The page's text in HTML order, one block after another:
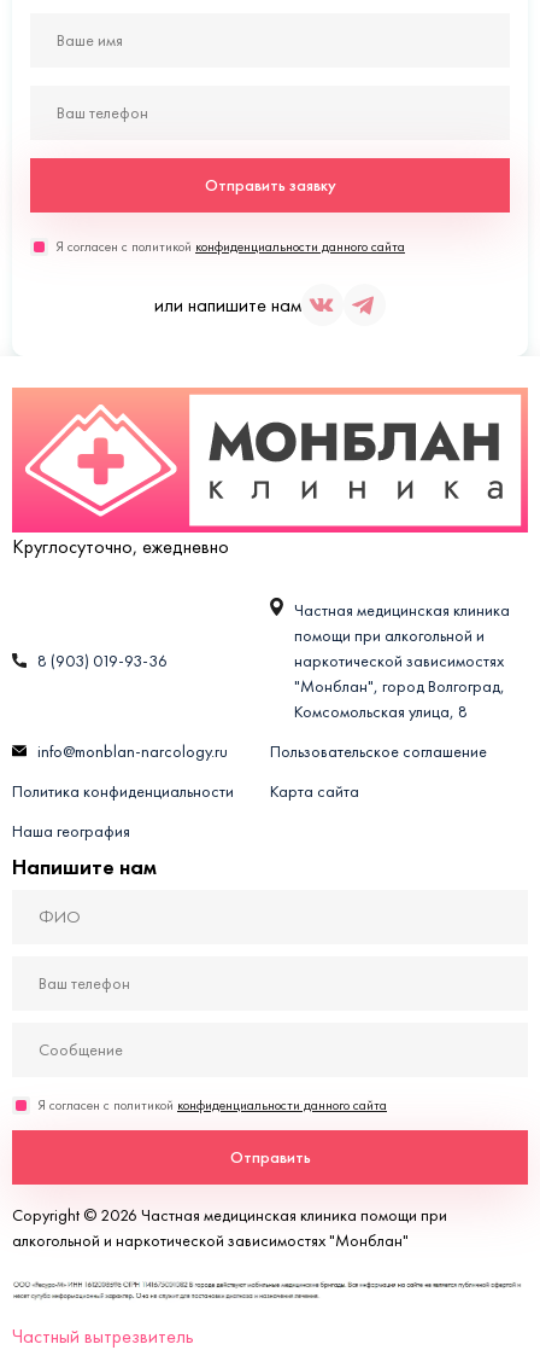
Отправить заявку
Я согласен с политикой конфиденциальности данного сайта
или напишите нам
Круглосуточно, ежедневно
8 (903) 019-93-36
Частная медицинская клиника
помощи при алкогольной и
наркотической зависимостях
"Монблан", город Волгоград,
Комсомольская улица, 8
info@monblan-narcology.ru
Пользовательское соглашение
Политика конфиденциальности
Карта сайта
Наша география
Напишите нам
Отправить
Я согласен с политикой конфиденциальности данного сайта
Copyright © 2026 Частная медицинская клиника помощи при
алкогольной и наркотической зависимостях "Монблан"
Частный вытрезвитель